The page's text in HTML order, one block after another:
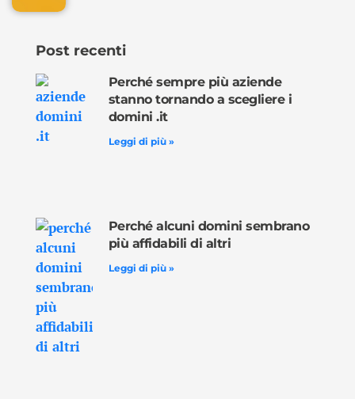
Post recenti
Perché sempre più aziende
stanno tornando a scegliere i
domini .it
Leggi di più »
Perché alcuni domini sembrano
più affidabili di altri
Leggi di più »